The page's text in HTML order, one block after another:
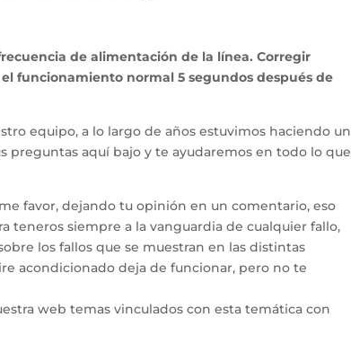
de alimentación de la línea. Corregir
funcionamiento normal 5 segundos después de
equipo, a lo largo de años estuvimos haciendo un
aquí bajo y te ayudaremos en todo lo que
favor, dejando tu opinión en un comentario, eso
teneros siempre a la vanguardia de cualquier fallo,
los fallos que se muestran en las distintas
acondicionado deja de funcionar, pero no te
web temas vinculados con esta temática con